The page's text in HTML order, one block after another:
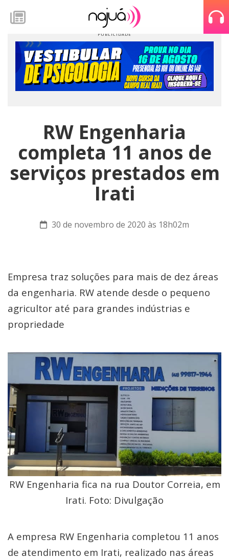
RW Engenharia
completa 11 anos de
serviços prestados em
Irati
30 de novembro de 2020 às 18h02m
Empresa traz soluções para mais de dez áreas
da engenharia. RW atende desde o pequeno
agricultor até para grandes indústrias e
propriedade
RW Engenharia fica na rua Doutor Correia, em
Irati. Foto: Divulgação
A empresa RW Engenharia completou 11 anos
de atendimento em Irati, realizado nas áreas